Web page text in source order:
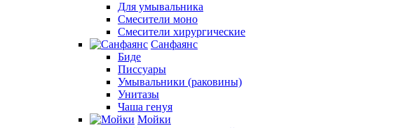
Для умывальника
Смесители моно
Смесители хирургические
Санфаянс
Биде
Писсуары
Умывальники (раковины)
Унитазы
Чаша генуя
Мойки